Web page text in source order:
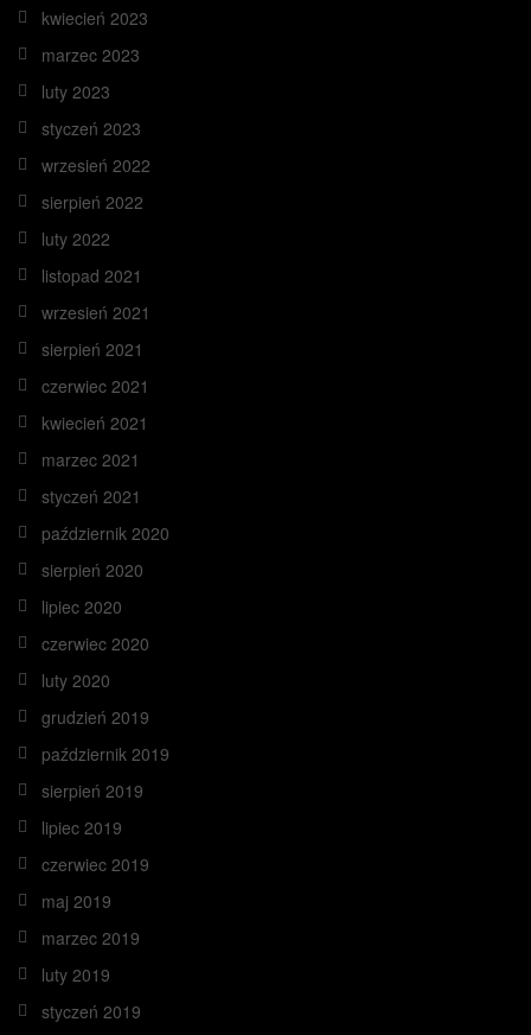
kwiecień 2023
marzec 2023
luty 2023
styczeń 2023
wrzesień 2022
sierpień 2022
luty 2022
listopad 2021
wrzesień 2021
sierpień 2021
czerwiec 2021
kwiecień 2021
marzec 2021
styczeń 2021
październik 2020
sierpień 2020
lipiec 2020
czerwiec 2020
luty 2020
grudzień 2019
październik 2019
sierpień 2019
lipiec 2019
czerwiec 2019
maj 2019
marzec 2019
luty 2019
styczeń 2019